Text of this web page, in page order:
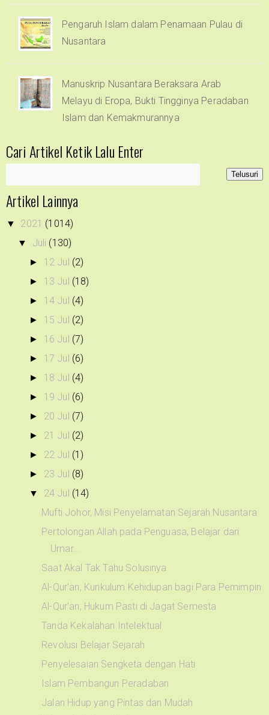
Pengaruh Islam dalam Penamaan Pulau di
Nusantara
Manuskrip Nusantara Beraksara Arab
Melayu di Eropa, Bukti Tingginya Peradaban
Islam dan Kemakmurannya
Cari Artikel Ketik Lalu Enter
Artikel Lainnya
▼ 2021 (1014)
▼ Juli (130)
► 12 Jul (2)
► 13 Jul (18)
► 14 Jul (4)
► 15 Jul (2)
► 16 Jul (7)
► 17 Jul (6)
► 18 Jul (4)
► 19 Jul (6)
► 20 Jul (7)
► 21 Jul (2)
► 22 Jul (1)
► 23 Jul (8)
▼ 24 Jul (14)
Mufti Johor, Misi Penyelamatan Sejarah Nusantara
Pertolongan Allah pada Penguasa, Belajar dari
Umar...
Saat Akal Tak Tahu Solusinya
Al-Qur'an, Kurikulum Kehidupan bagi Para Pemimpin
Al-Qur'an, Hukum Pasti di Jagat Semesta
Tanda Kekalahan Intelektual
Revolusi Belajar Sejarah
Penyelesaian Sengketa dengan Hati
Islam Pembangun Peradaban
Jalan Hidup yang Pintas dan Mudah